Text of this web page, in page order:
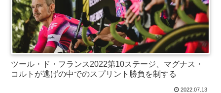
ツール・ド・フランス2022第10ステージ、マグナス・
コルトが逃げの中でのスプリント勝負を制する
2022.07.13